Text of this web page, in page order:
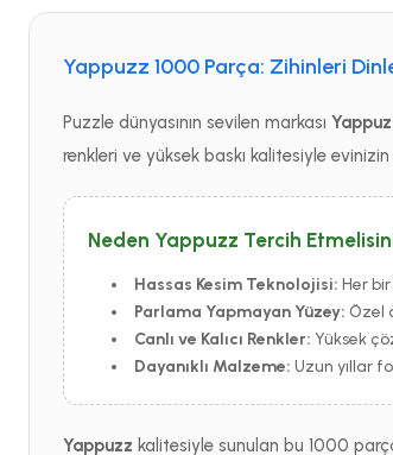
Yappuzz 1000 Parça: Zihinleri
Puzzle dünyasının sevilen markası
renkleri ve yüksek baskı kalitesiyle
Neden Yappuzz Tercih
Hassas Kesim Teknolojisi: Her
Parlama Yapmayan Yüzey: Özel
Canlı ve Kalıcı Renkler: Yüksek
Dayanıklı Malzeme: Uzun yıllar
Yappuzz kalitesiyle sunulan bu 1000